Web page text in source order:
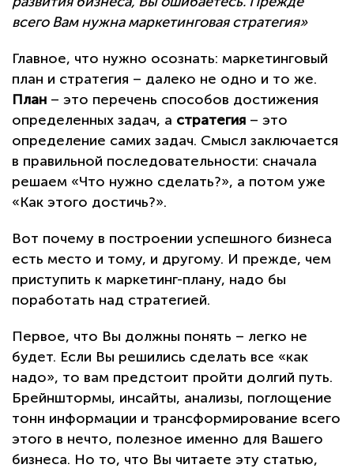
всего Вам нужна маркетинговая стратегия»
Главное, что нужно осознать: маркетинговый
план и стратегия – далеко не одно и то же.
План – это перечень способов достижения
определенных задач, а стратегия – это
определение самих задач. Смысл заключается
в правильной последовательности: сначала
решаем «Что нужно сделать?», а потом уже
«Как этого достичь?».
Вот почему в построении успешного бизнеса
есть место и тому, и другому. И прежде, чем
приступить к маркетинг-плану, надо бы
поработать над стратегией.
Первое, что Вы должны понять – легко не
будет. Если Вы решились сделать все «как
надо», то вам предстоит пройти долгий путь.
Брейнштормы, инсайты, анализы, поглощение
тонн информации и трансформирование всего
этого в нечто, полезное именно для Вашего
бизнеса. Но то, что Вы читаете эту статью,